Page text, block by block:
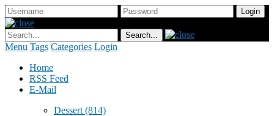
Menu Tags Categories Login
Home
RSS Feed
E-Mail
Dessert (814)